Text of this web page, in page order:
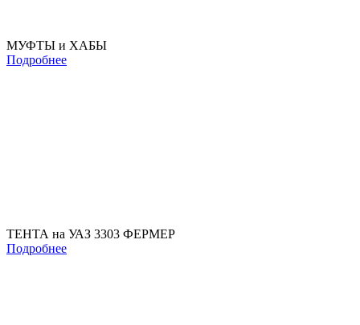
МУФТЫ и ХАБЫ
Подробнее
ТЕНТА на УАЗ 3303 ФЕРМЕР
Подробнее